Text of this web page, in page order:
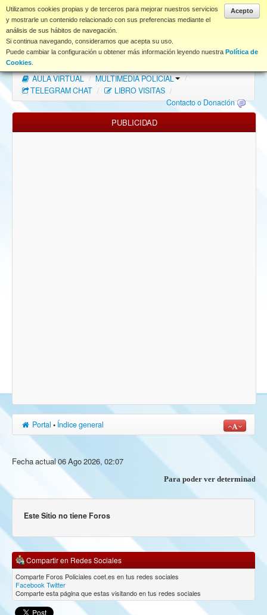
Acepto
Utilizamos cookies propias y de terceros para mejorar nuestros servicios
y mostrarle un contenido relacionado con sus preferencias mediante el
análisis de sus hábitos de navegación.
Si continua navegando, consideramos que acepta su uso.
Puede cambiar la configuración u obtener más información leyendo nuestra Política de
Cookies
www.coet.es
Portal
Índice Foros
FAQ
NORMAS FORO
Descargas
AULA VIRTUAL / MULTIMEDIA POLICIAL
/
TELEGRAM CHAT / LIBRO VISITAS /
Contacto o Donación
PUBLICIDAD
Portal • Índice general
Fecha actual 06 Ago 2026, 02:07
Para poder ver determinados
Este Sitio no tiene Foros
Compartir en Redes Sociales
Comparte Foros Policiales coet.es en tus redes sociales
Facebook Twitter
Comparte esta página que estas visitando en tus redes sociales